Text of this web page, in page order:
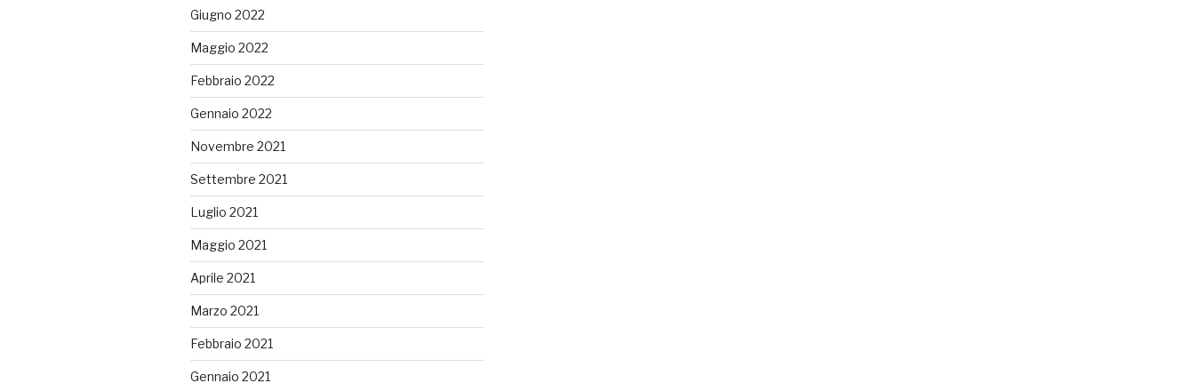
Giugno 2022
Maggio 2022
Febbraio 2022
Gennaio 2022
Novembre 2021
Settembre 2021
Luglio 2021
Maggio 2021
Aprile 2021
Marzo 2021
Febbraio 2021
Gennaio 2021